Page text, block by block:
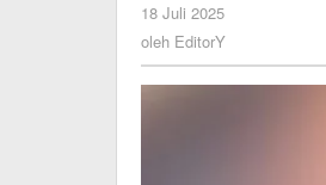
18 Juli 2025
oleh EditorY